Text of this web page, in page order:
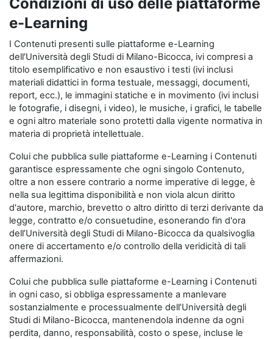
e-Learning
I Contenuti presenti sulle piattaforme e-Learning
dell’Università degli Studi di Milano-Bicocca, ivi compresi a
titolo esemplificativo e non esaustivo i testi (ivi inclusi
materiali didattici in forma testuale, messaggi, documenti,
report, ecc.), le immagini statiche e in movimento (ivi inclusi
le fotografie, i disegni, i video), le musiche, i grafici, le tabelle
e ogni altro materiale sono protetti dalla vigente normativa in
materia di proprietà intellettuale.
Colui che pubblica sulle piattaforme e-Learning i Contenuti
garantisce espressamente che ogni singolo Contenuto,
oltre a non essere contrario a norme imperative di legge, è
nella sua legittima disponibilità e non viola alcun diritto
d'autore, marchio, brevetto o altro diritto di terzi derivante da
legge, contratto e/o consuetudine, esonerando fin d'ora
dell’Università degli Studi di Milano-Bicocca da qualsivoglia
onere di accertamento e/o controllo della veridicità di tali
affermazioni.
Colui che pubblica sulle piattaforme e-Learning i Contenuti
in ogni caso, si obbliga espressamente a manlevare
sostanzialmente e processualmente dell’Università degli
Studi di Milano-Bicocca, mantenendola indenne da ogni
perdita, danno, responsabilità, costo o spese, incluse le